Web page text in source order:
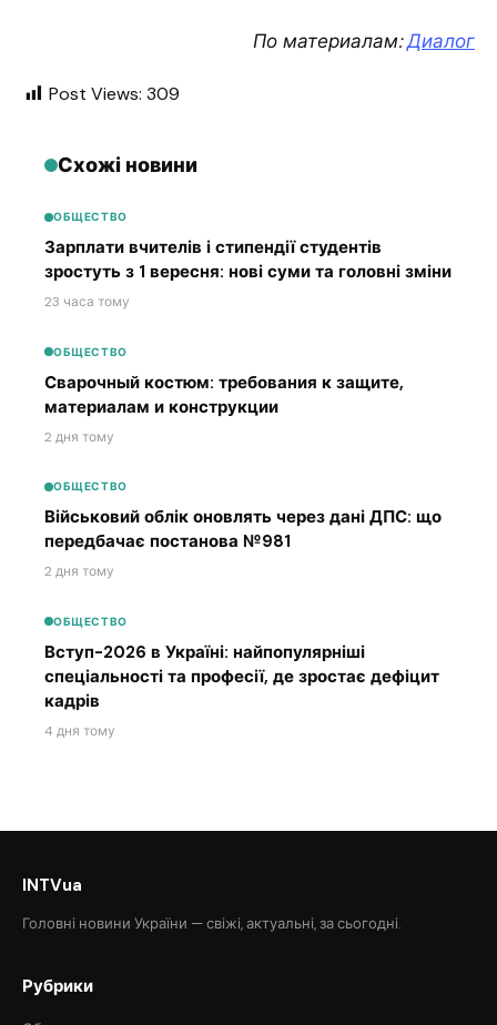
По материалам:Диалог
Post Views: 309
Схожі новини
ОБЩЕСТВО
Зарплати вчителів і стипендії студентів
зростуть з 1 вересня: нові суми та головні зміни
23 часа тому
ОБЩЕСТВО
Сварочный костюм: требования к защите,
материалам и конструкции
2 дня тому
ОБЩЕСТВО
Військовий облік оновлять через дані ДПС: що
передбачає постанова №981
2 дня тому
ОБЩЕСТВО
Вступ-2026 в Україні: найпопулярніші
спеціальності та професії, де зростає дефіцит
кадрів
4 дня тому
INTVua
Головні новини України — свіжі, актуальні, за сьогодні.
Рубрики